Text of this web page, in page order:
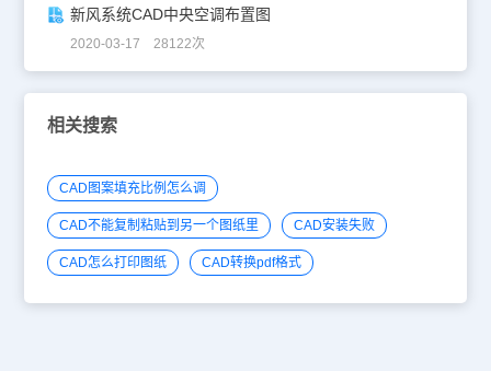
新风系统CAD中央空调布置图
2020-03-17 28122次
相关搜索
CAD图案填充比例怎么调
CAD不能复制粘贴到另一个图纸里 CAD安装失败
CAD怎么打印图纸 CAD转换pdf格式